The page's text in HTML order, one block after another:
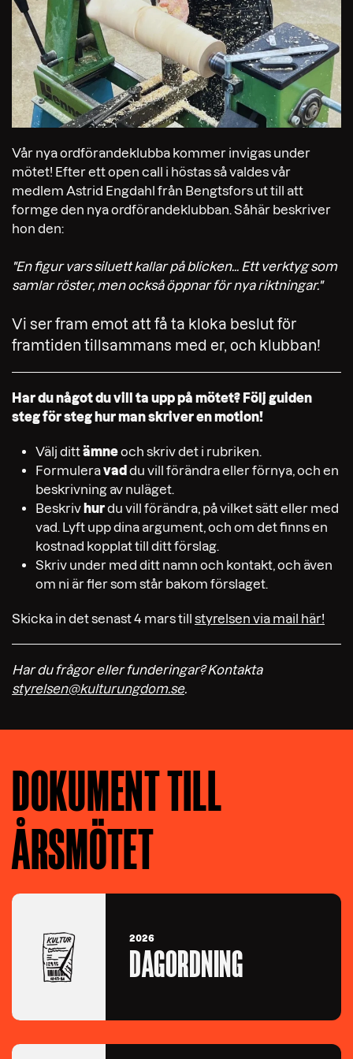
Vår nya ordförandeklubba kommer invigas under
mötet! Efter ett open call i höstas så valdes vår
medlem Astrid Engdahl från Bengtsfors ut till att
formge den nya ordförandeklubban. Såhär beskriver
hon den:
"En figur vars siluett kallar på blicken... Ett verktyg som
samlar röster, men också öppnar för nya riktningar."
Vi ser fram emot att få ta kloka beslut för
framtiden tillsammans med er, och klubban!
Har du något du vill ta upp på mötet? Följ guiden
steg för steg hur man skriver en motion!
Välj dittämneoch skriv det i rubriken.
Formuleravad du vill förändra eller förnya, och en
beskrivning av nuläget.
Beskriv hurdu vill förändra, på vilket sätt eller med
vad. Lyft upp dina argument, och om det finns en
kostnad kopplat till ditt förslag.
Skriv under med ditt namn och kontakt, och även
om ni är fler som står bakom förslaget.
Skicka in det senast 4 mars till styrelsen via mail här!
Har du frågor eller funderingar? Kontakta
styrelsen@kulturungdom.se.
DOKUMENT TILL
ÅRSMÖTET
2026
DAGORDNING